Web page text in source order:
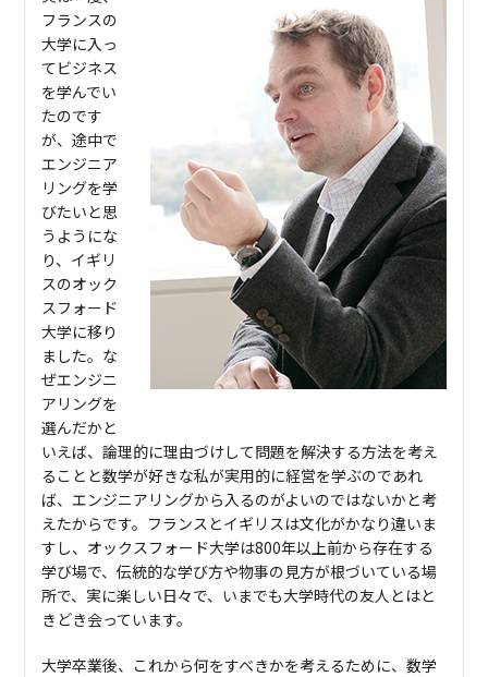
フランスの
大学に入っ
てビジネス
を学んでい
たのです
が、途中で
エンジニア
リングを学
びたいと思
うようにな
り、イギリ
スのオック
スフォード
大学に移り
ました。な
ぜエンジニ
アリングを
選んだかと
いえば、論理的に理由づけして問題を解決する方法を考え
ることと数学が好きな私が実用的に経営を学ぶのであれ
ば、エンジニアリングから入るのがよいのではないかと考
えたからです。フランスとイギリスは文化がかなり違いま
すし、オックスフォード大学は800年以上前から存在する
学び場で、伝統的な学び方や物事の見方が根づいている場
所で、実に楽しい日々で、いまでも大学時代の友人とはと
きどき会っています。
大学卒業後、これから何をすべきかを考えるために、数学